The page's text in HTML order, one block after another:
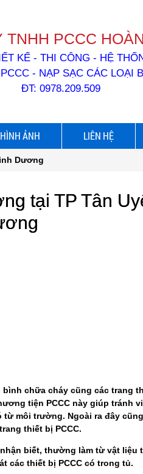
TNHH PCCC
KẾ - THI CÔNG - HỆ
- NẠP SẠC CÁC LOẠI
ĐT: 0978.209.509
HÌNH ẢNH LIÊN HỆ
Dương
tại TP Tân
chữa cháy cũng các trang
tiện PCCC này giúp tránh
môi trường. Ngoài ra đây
thiết bị PCCC.
biết, thường làm từ vật liệu
các thiết bị PCCC có trong tủ.